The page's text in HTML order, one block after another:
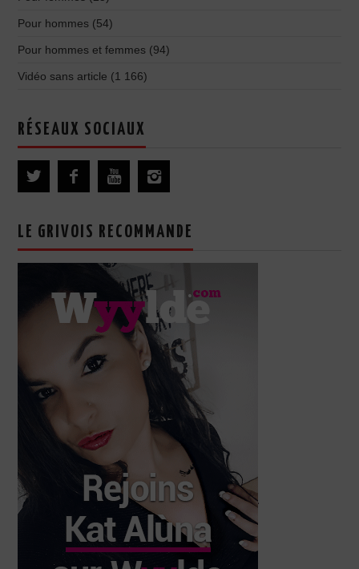
Pour hommes (54)
Pour hommes et femmes (94)
Vidéo sans article (1 166)
RÉSEAUX SOCIAUX
LE GRIVOIS RECOMMANDE